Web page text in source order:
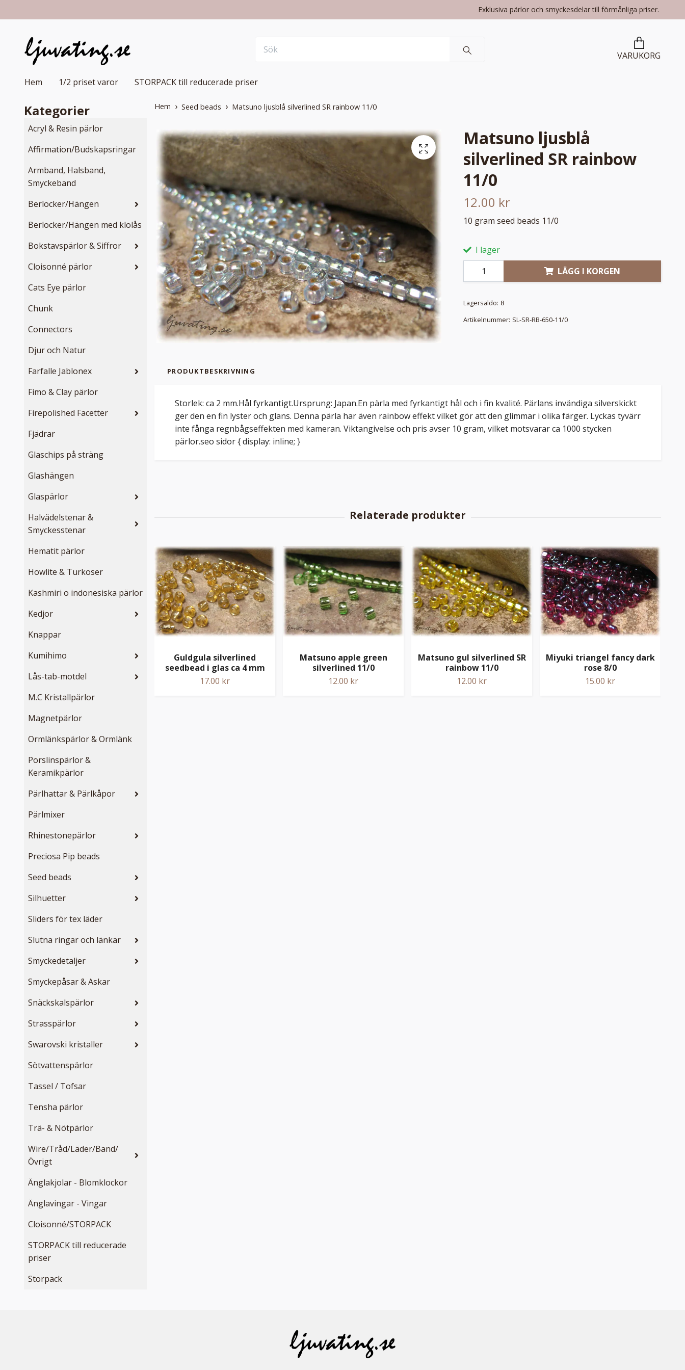
Exklusiva pärlor och smyckesdelar till förmånliga priser.
VARUKORG
Hem 1/2 priset varor STORPACK till reducerade priser
Kategorier
Acryl & Resin pärlor
Affirmation/Budskapsringar
Armband, Halsband,
Smyckeband
Berlocker/Hängen
Berlocker/Hängen med klolås
Bokstavspärlor & Siffror
Cloisonné pärlor
Cats Eye pärlor
Chunk
Connectors
Djur och Natur
Farfalle Jablonex
Fimo & Clay pärlor
Firepolished Facetter
Fjädrar
Glaschips på sträng
Glashängen
Glaspärlor
Halvädelstenar &
Smyckesstenar
Hematit pärlor
Howlite & Turkoser
Kashmiri o indonesiska pärlor
Kedjor
Knappar
Kumihimo
Lås-tab-motdel
M.C Kristallpärlor
Magnetpärlor
Ormlänkspärlor & Ormlänk
Porslinspärlor &
Keramikpärlor
Pärlhattar & Pärlkåpor
Pärlmixer
Rhinestonepärlor
Preciosa Pip beads
Seed beads
Silhuetter
Sliders för tex läder
Slutna ringar och länkar
Smyckedetaljer
Smyckepåsar & Askar
Snäckskalspärlor
Strasspärlor
Swarovski kristaller
Sötvattenspärlor
Tassel / Tofsar
Tensha pärlor
Trä- & Nötpärlor
Wire/Tråd/Läder/Band/
Övrigt
Änglakjolar - Blomklockor
Änglavingar - Vingar
Cloisonné/STORPACK
STORPACK till reducerade
priser
Storpack
Hem Seed beads Matsuno ljusblå silverlined SR rainbow 11/0
Matsuno ljusblå
silverlined SR rainbow
11/0
12.00 kr
10 gram seed beads 11/0
I lager
LÄGG I KORGEN
Lagersaldo: 8
Artikelnummer: SL-SR-RB-650-11/0
PRODUKTBESKRIVNING
Storlek: ca 2 mm.Hål fyrkantigt.Ursprung: Japan.En pärla med fyrkantigt hål och i fin kvalité. Pärlans invändiga silverskickt
ger den en fin lyster och glans. Denna pärla har även rainbow effekt vilket gör att den glimmar i olika färger. Lyckas tyvärr
inte fånga regnbågseffekten med kameran. Viktangivelse och pris avser 10 gram, vilket motsvarar ca 1000 stycken
pärlor.seo sidor { display: inline; }
Guldgula silverlined
seedbead i glas ca 4 mm
17.00 kr
Matsuno apple green
silverlined 11/0
12.00 kr
Matsuno gul silverlined SR
rainbow 11/0
12.00 kr
Miyuki triangel fancy dark
rose 8/0
15.00 kr